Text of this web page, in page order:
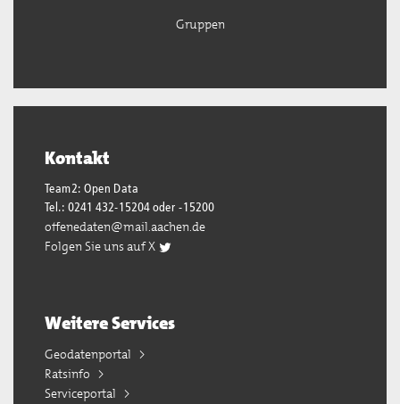
Gruppen
Kontakt
Team2: Open Data
Tel.: 0241 432-15204 oder -15200
offenedaten@mail.aachen.de
Folgen Sie uns auf X
Weitere Services
Geodatenportal
Ratsinfo
Serviceportal